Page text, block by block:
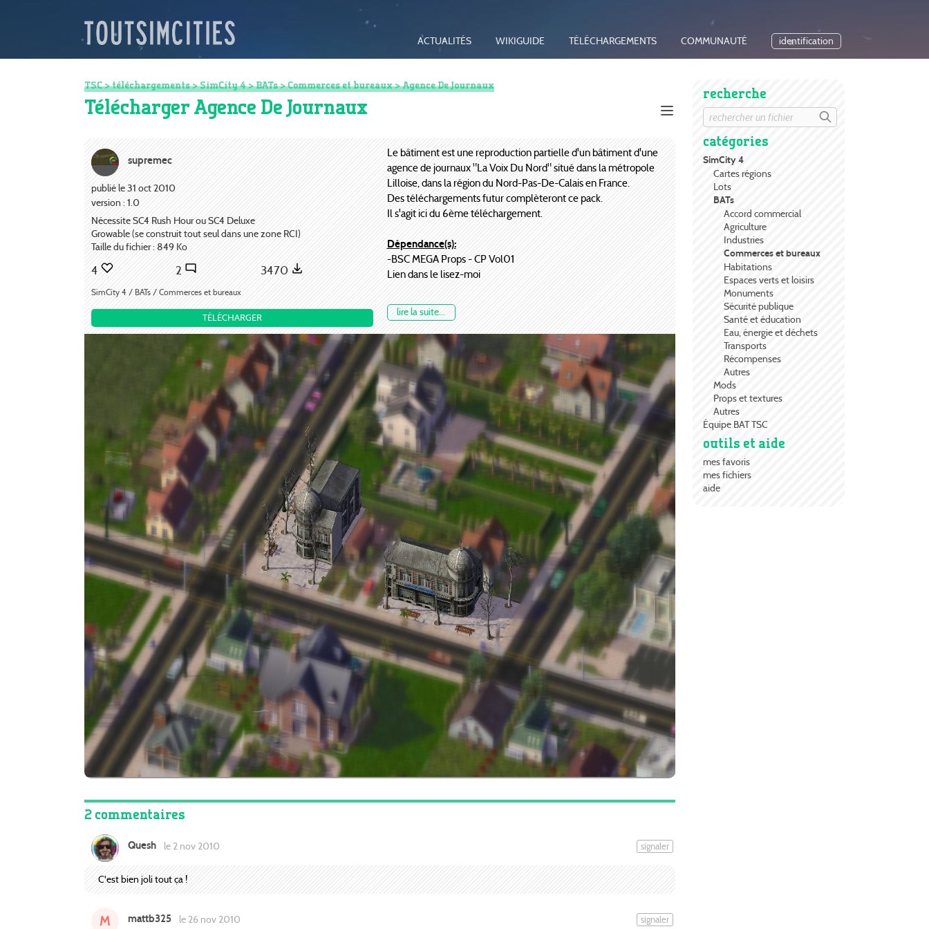
ACTUALITÉS WIKIGUIDE TÉLÉCHARGEMENTS COMMUNAUTÉ identification
recherche
catégories
SimCity 4
Cartes régions
Lots
BATs
Accord commercial
Agriculture
Industries
Commerces et bureaux
Habitations
Espaces verts et loisirs
Monuments
Sécurité publique
Santé et éducation
Eau, énergie et déchets
Transports
Récompenses
Autres
Mods
Props et textures
Autres
Équipe BAT TSC
outils et aide
mes favoris
mes fichiers
aide
TSC>téléchargements>SimCity 4>BATs>Commerces et bureaux> Agence De Journaux
Télécharger Agence De Journaux
supremec
publié le 31 oct 2010
version : 1.0
Nécessite SC4 Rush Hour ou SC4 Deluxe
Growable (se construit tout seul dans une zone RCI)
Taille du fichier : 849 Ko
4 2 3470
SimCity 4 / BATs / Commerces et bureaux
TÉLÉCHARGER lire la suite...
Le bâtiment est une reproduction partielle d'un bâtiment d'une
agence de journaux "La Voix Du Nord" situé dans la métropole
Lilloise, dans la région du Nord-Pas-De-Calais en France.
Des téléchargements futur complèteront ce pack.
Il s'agit ici du 6ème téléchargement.
Dépendance(s):
-BSC MEGA Props - CP Vol01
Lien dans le lisez-moi
2 commentaires
Quesh le 2 nov 2010 signaler
C'est bien joli tout ça !
M mattb325 le 26 nov 2010 signaler